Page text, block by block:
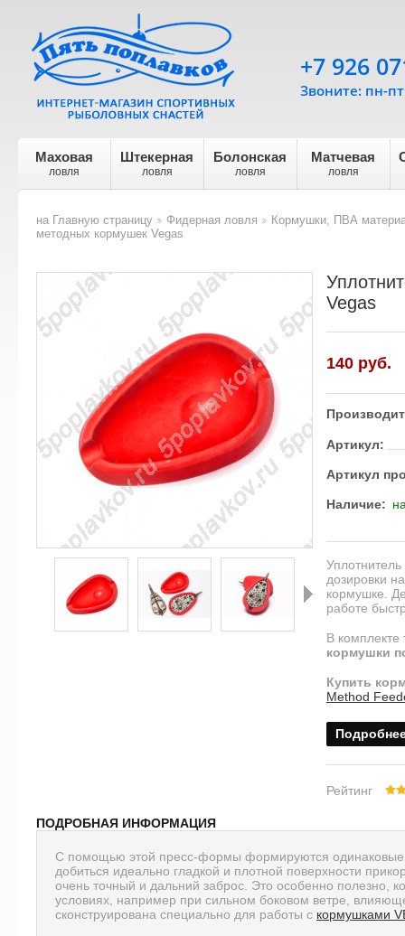
Маховая
ловля
Штекерная
ловля
Болонская
ловля
Матчевая
ловля
+7 926
Звоните: пн-
на Главную страницу
>
Фидерная ловля
Кормушки, ПВА
методных кормушек Vegas
Далее
Vegas
140 руб.
Артикул:
Артикул
Наличие:
дозировки
кормушке.
работе
В комплекте
кормушки
Купить
Method
Рейтинг
ПОДРОБНАЯ ИНФОРМАЦИЯ
С помощью этой пресс-формы формируются
добиться идеально гладкой и плотной поверхности
очень точный и дальний заброс. Это особенно полезно,
условиях, например при сильном боковом ветре,
сконструирована специально для работы с кормушками